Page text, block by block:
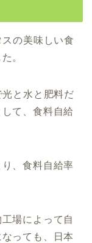
の美味しい食
。
と水と肥料だ
て、食料自給
、食料自給率
場によって自
っても、日本